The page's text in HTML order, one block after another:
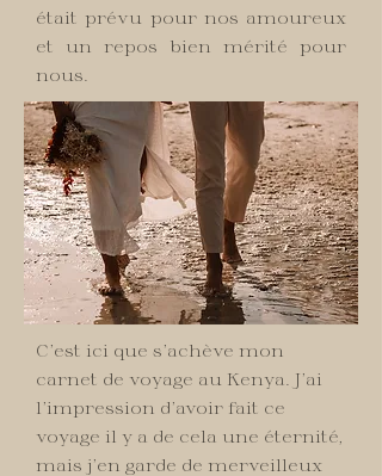
était prévu pour nos amoureux
et un repos bien mérité pour
nous.
C’est ici que s’achève mon
carnet de voyage au Kenya. J’ai
l’impression d’avoir fait ce
voyage il y a de cela une éternité,
mais j’en garde de merveilleux